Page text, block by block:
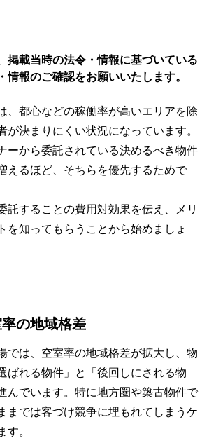
掲載当時の法令・情報に基づいている
情報のご確認をお願いいたします。
、都心などの稼働率が高いエリアを除
が決まりにくい状況になっています。
ーから委託されている決めるべき物件
えるほど、そちらを優先するためで
託することの費用対効果を伝え、メリ
を知ってもらうことから始めましょ
の地域格差
では、空室率の地域格差が拡大し、物
ばれる物件」と「後回しにされる物
んでいます。特に地方圏や築古物件で
までは客づけ競争に埋もれてしまうケ
。